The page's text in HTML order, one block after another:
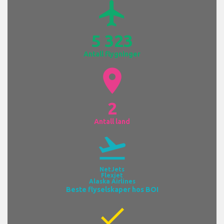
airplanemode_active
5 323
Antall flygninger
location_on
2
Antall land
flight_takeoff
NetJets
Flexjet
Alaska Airlines
Beste flyselskaper hos BOI
check